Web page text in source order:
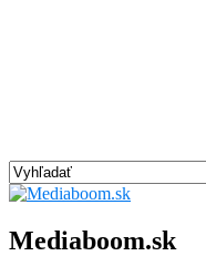
Mediaboom.sk